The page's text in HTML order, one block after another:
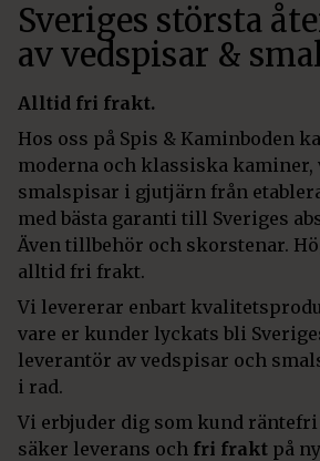
Sveriges största
av vedspisar &
Alltid fri frakt.
Hos oss på Spis & Kaminboden
moderna och klassiska kaminer,
smalspisar i gjutjärn från
med bästa garanti till Sveriges
Även tillbehör och skorstenar.
alltid fri frakt.
Vi levererar enbart
vare er kunder lyckats bli
leverantör av vedspisar och
i rad.
Vi erbjuder dig som kund
säker leverans och fri frakt på